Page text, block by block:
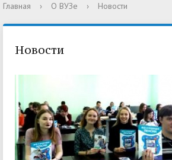
Главная › О ВУЗе › Новости
Новости